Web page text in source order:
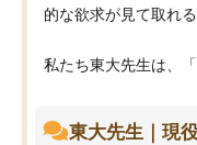
的な欲求が見て取れる
私たち東大先生は、「
東大先生｜現